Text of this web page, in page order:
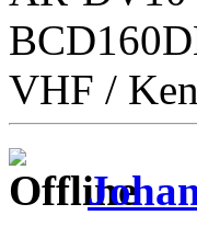
VHF /